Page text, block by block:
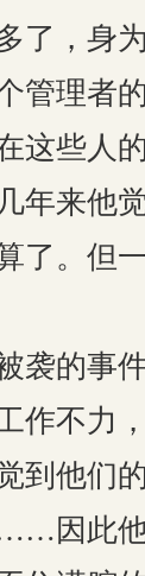
了，身
管理者
这些人
年来他
了。但
袭的事
作不力
到他们
因此